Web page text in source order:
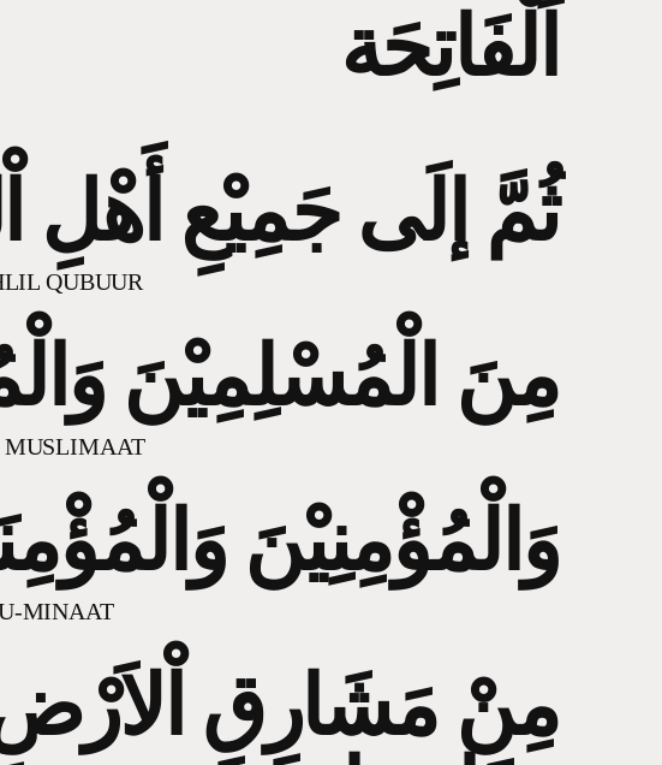
اَلْفَاتِحَة
ثُمَّ إلَى جَمِيْعِ أَهْلِ
QUBUUR
مِنَ الْمُسْلِمِيْنَ
وَالْمُؤْمِنِيْنَ
MINAAT
مِنْ مَشَارِقِ